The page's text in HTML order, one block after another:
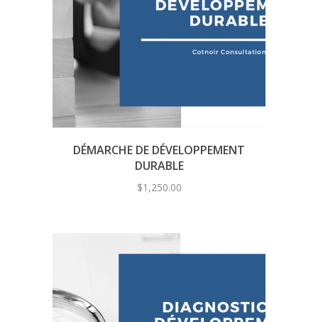
DÉMARCHE DE DÉVELOPPEMENT
DURABLE
$1,250.00